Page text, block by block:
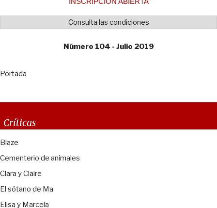
Consulta las condiciones
Número 104 - Julio 2019
Portada
Críticas
Blaze
Cementerio de animales
Clara y Claire
El sótano de Ma
Elisa y Marcela